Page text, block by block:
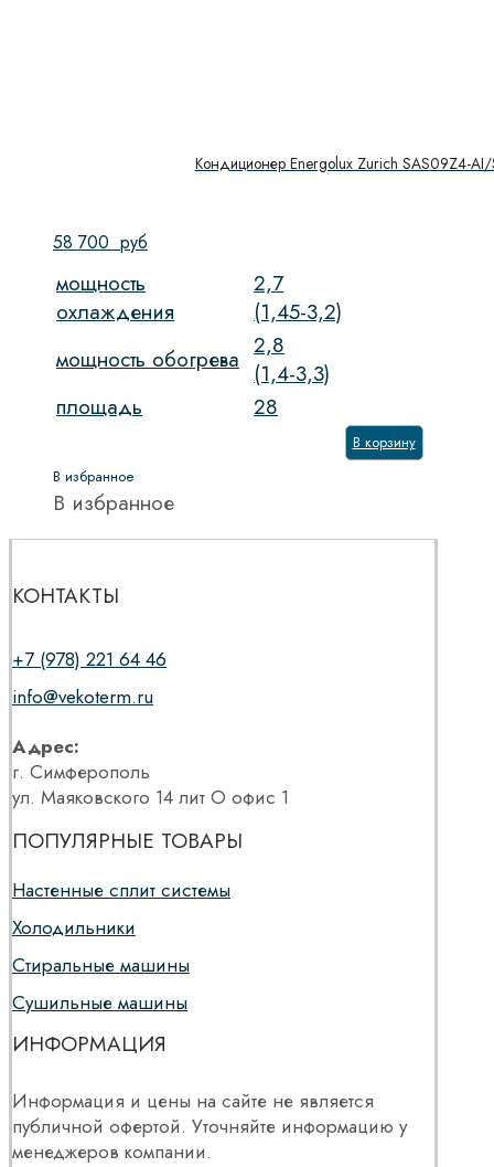
Кондиционер Energolux Zurich SAS09Z4-
58 700 руб
мощность
охлаждения
2,7
(1,45-3,2)
мощность обогрева 2,8
(1,4-3,3)
площадь
28
В корзину
В избранное
В избранное
КОНТАКТЫ
+7 (978) 221 64 46
info@vekoterm.ru
Адрес:
г. Симферополь
ул. Маяковского 14 лит О офис 1
ПОПУЛЯРНЫЕ ТОВАРЫ
Настенные сплит системы
Холодильники
Стиральные машины
Сушильные машины
ИНФОРМАЦИЯ
Информация и цены на сайте не является
публичной офертой. Уточняйте информацию у
менеджеров компании.